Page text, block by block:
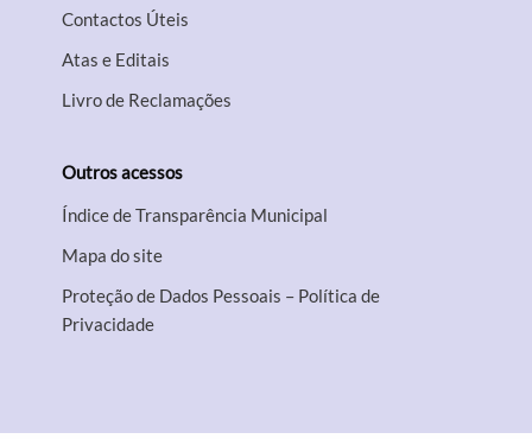
Contactos Úteis
Atas e Editais
Livro de Reclamações
Outros acessos
Índice de Transparência Municipal
Mapa do site
Proteção de Dados Pessoais – Política de
Privacidade